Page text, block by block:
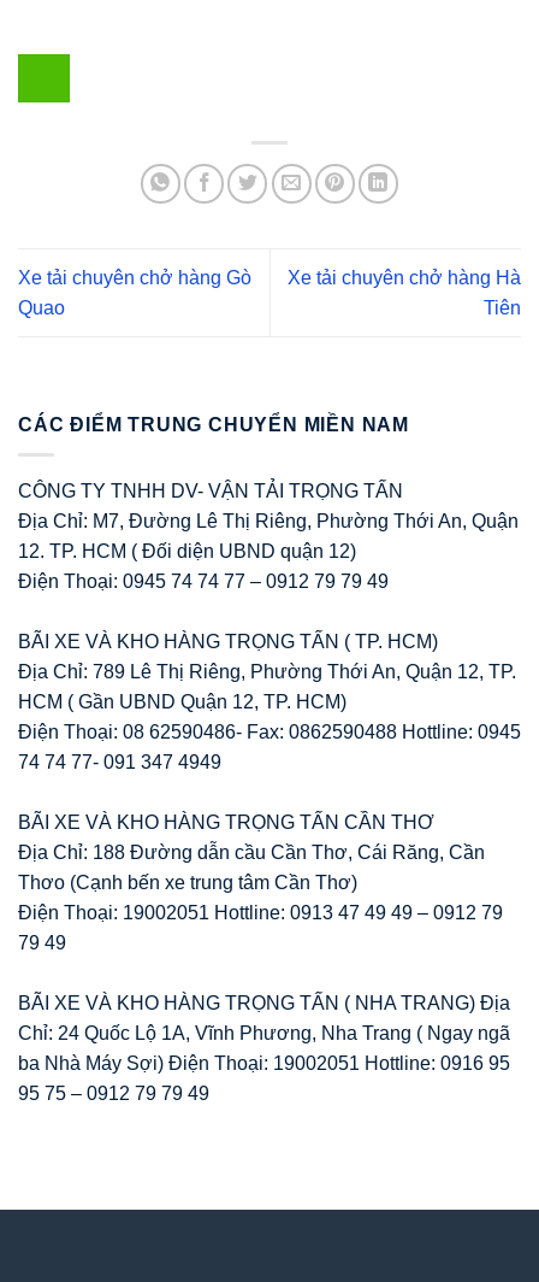
Xe tải chuyên chở hàng Gò
Quao
Xe tải chuyên chở hàng Hà
Tiên
CÁC ĐIỂM TRUNG CHUYỂN MIỀN NAM
CÔNG TY TNHH DV- VẬN TẢI TRỌNG TẤN
Địa Chỉ: M7, Đường Lê Thị Riêng, Phường Thới An, Quận
12. TP. HCM ( Đối diện UBND quận 12)
Điện Thoại: 0945 74 74 77 – 0912 79 79 49
BÃI XE VÀ KHO HÀNG TRỌNG TẤN ( TP. HCM)
Địa Chỉ: 789 Lê Thị Riêng, Phường Thới An, Quận 12, TP.
HCM ( Gần UBND Quận 12, TP. HCM)
Điện Thoại: 08 62590486- Fax: 0862590488 Hottline: 0945
74 74 77- 091 347 4949
BÃI XE VÀ KHO HÀNG TRỌNG TẤN CẦN THƠ
Địa Chỉ: 188 Đường dẫn cầu Cần Thơ, Cái Răng, Cần
Thơo (Cạnh bến xe trung tâm Cần Thơ)
Điện Thoại: 19002051 Hottline: 0913 47 49 49 – 0912 79
79 49
BÃI XE VÀ KHO HÀNG TRỌNG TẤN ( NHA TRANG) Địa
Chỉ: 24 Quốc Lộ 1A, Vĩnh Phương, Nha Trang ( Ngay ngã
ba Nhà Máy Sợi) Điện Thoại: 19002051 Hottline: 0916 95
95 75 – 0912 79 79 49